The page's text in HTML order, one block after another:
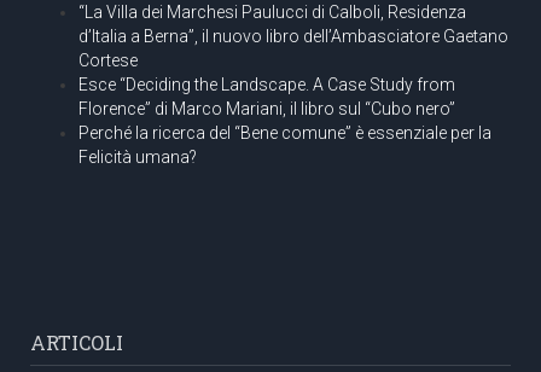
“La Villa dei Marchesi Paulucci di Calboli, Residenza
d’Italia a Berna”, il nuovo libro dell’Ambasciatore Gaetano
Cortese
Esce “Deciding the Landscape. A Case Study from
Florence” di Marco Mariani, il libro sul “Cubo nero”
Perché la ricerca del “Bene comune” è essenziale per la
Felicità umana?
ARTICOLI